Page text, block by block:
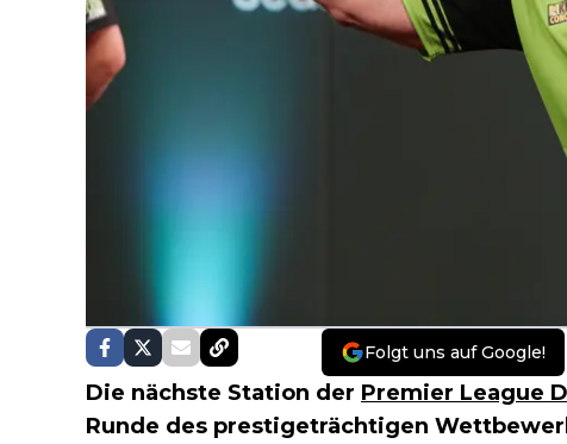
Folgt uns auf Google!
Die nächste Station der Premier League
Runde des prestigeträchtigen